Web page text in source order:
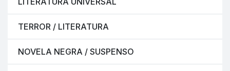
TERROR / LITERATURA
NOVELA NEGRA / SUSPENSO